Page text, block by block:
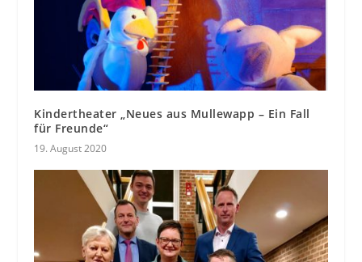
Kindertheater „Neues aus Mullewapp – Ein Fall
für Freunde“
19. August 2020